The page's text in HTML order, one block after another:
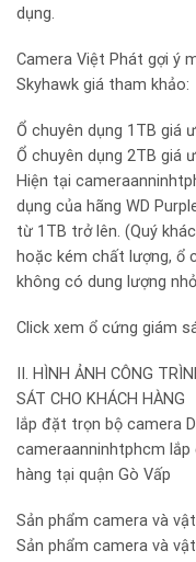
dụng.
Camera Việt Phát gợi ý
Skyhawk giá tham khảo:
Ổ chuyên dụng 1TB giá
Ổ chuyên dụng 2TB giá
Hiện tại
dụng của hãng WD
từ 1TB trở lên. (Quý
hoặc kém chất lượng, ổ
không có dung lượng
Click xem ổ cứng giám
II. HÌNH ẢNH CÔNG
SÁT CHO KHÁCH HÀNG
lắp đặt trọn bộ camera
cameraanninhtphcm
hàng tại quận Gò Vấp
Sản phẩm camera và
Sản phẩm camera và